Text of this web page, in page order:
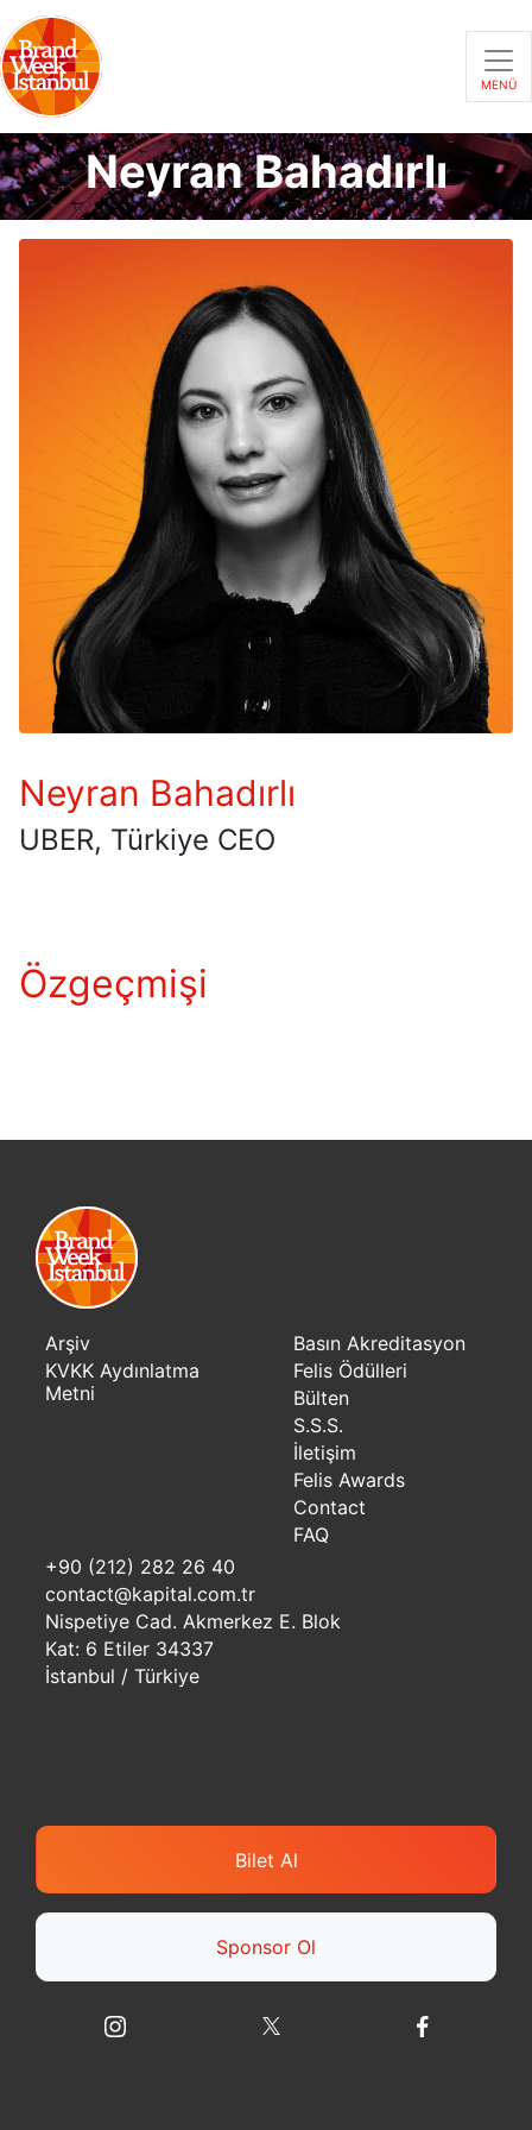
MENÜ
Neyran Bahadırlı
Neyran Bahadırlı
UBER, Türkiye CEO
Özgeçmişi
Arşiv
KVKK Aydınlatma
Metni
Basın Akreditasyon
Felis Ödülleri
Bülten
S.S.S.
İletişim
Felis Awards
Contact
FAQ
+90 (212) 282 26 40
contact@kapital.com.tr
Nispetiye Cad. Akmerkez E. Blok
Kat: 6 Etiler 34337
İstanbul / Türkiye
Bilet Al
Sponsor Ol